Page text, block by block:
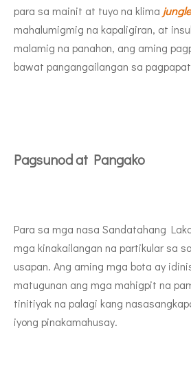
para sa mainit at tuyo na klima
mahalumigmig na kapaligiran, at
malamig na panahon, ang aming
bawat pangangailangan sa
Pagsunod at Pangako
Para sa mga nasa Sandatahang
mga kinakailangan na partikular sa
usapan. Ang aming mga bota ay
matugunan ang mga mahigpit na
tinitiyak na palagi kang
iyong pinakamahusay.